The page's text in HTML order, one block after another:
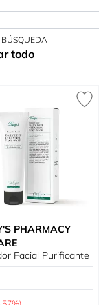
BÚSQUEDA
todo
PHARMACY
Facial Purificante